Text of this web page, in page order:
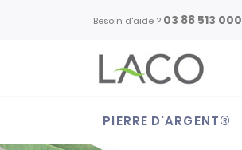
Besoin d'aide ? 03 88 513 000
PIERRE D'ARGENT®